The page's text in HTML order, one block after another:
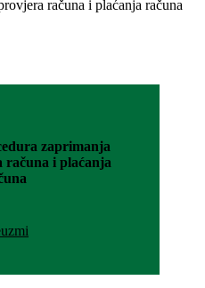
zaprimanja
računa i plaćanja